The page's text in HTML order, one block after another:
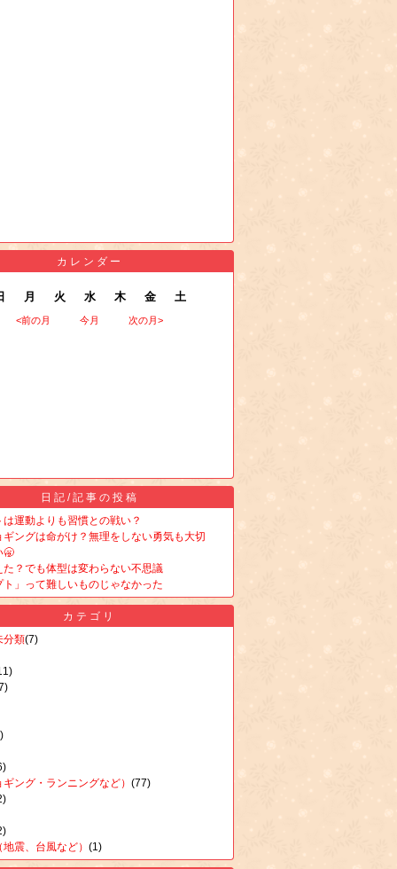
カレンダー
月 火 水 木 金 土
<前の月 今月 次の月>
日記/記事の投稿
運動よりも習慣との戦い？
ギングは命がけ？無理をしない勇気も大切
🥱
た？でも体型は変わらない不思議
ト」って難しいものじゃなかった
カテゴリ
分類(7)
ング・ランニングなど） (77)
震、台風など） (1)